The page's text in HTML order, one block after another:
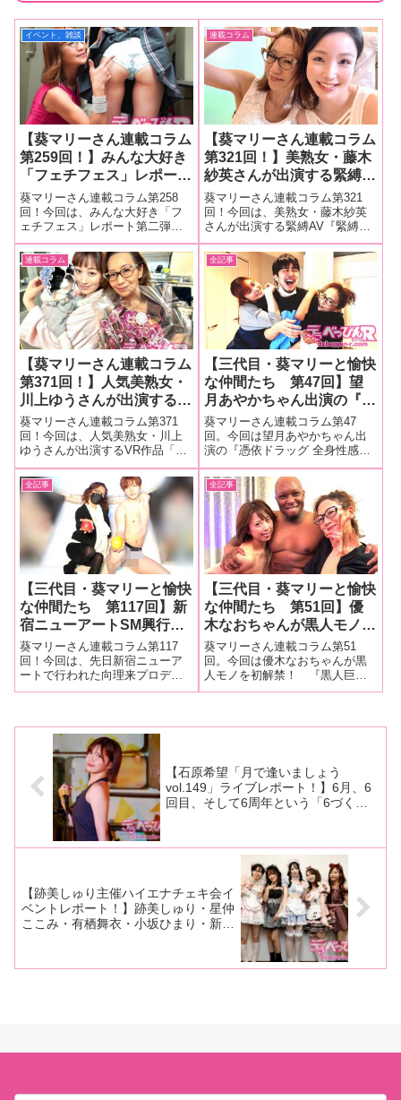
イベント、雑談
【葵マリーさん連載コラム
第259回！】みんな大好き
「フェチフェス」レポート
第二弾！今回はフェチフェ
スステージ！速攻で完売し
ちゃう尻系ステージの様子
をお伝えします！
葵マリーさん連載コラム第258
回！今回は、みんな大好き「フ
ェチフェス」レポート第二弾！
今回はフェチフェスステージ！
速攻で完売しちゃう尻系ステー
ジの様子をお伝えします！■マリ
ーさんの今までの連載はこち
ら フェチフェス25今回はフェチ
フェスステ
連載コラム
【葵マリーさん連載コラム
第321回！】美熟女・藤木
紗英さんが出演する緊縛
AV『緊縛調教妻 老舗温泉
宿で繰り返される修行と称
した性行為。義父の容赦な
い縄調教の虜となった淫ら
な嫁 藤木紗英』の撮影現
場をレポート！
葵マリーさん連載コラム第321
回！今回は、美熟女・藤木紗英
さんが出演する緊縛AV『緊縛調
教妻 老舗温泉宿で繰り返される
修行と称した性行為。義父の容
赦ない縄調教の虜となった淫ら
な嫁 藤木紗英』の撮影現場をレ
ポート！■マリーさんの今までの
連載は
連載コラム
【葵マリーさん連載コラム
第371回！】人気美熟女・
川上ゆうさんが出演する
VR作品「VR 緊縛調教妻
川上ゆう」の撮影現場をレ
ポート！
葵マリーさん連載コラム第371
回！今回は、人気美熟女・川上
ゆうさんが出演するVR作品「VR
緊縛調教妻 川上ゆう」の撮影現
場をレポート！■マリーさんの今
までの連載はこちら 「VR 緊縛
調教妻 川上ゆう」の撮影現場を
レポート！最近、緊縛VR作
全記事
【三代目・葵マリーと愉快
な仲間たち 第47回】望
月あやかちゃん出演の『憑
依ドラッグ 全身性感帯女
に乗り移って、ハイパーエ
クスタシーガンギマリ女体
トリップ 』撮影現場を大
量画像でレポート！
葵マリーさん連載コラム第47
回。今回は望月あやかちゃん出
演の『憑依ドラッグ 全身性感帯
女に乗り移って、ハイパーエク
スタシーガンギマリ女体トリッ
プ 望月あやか』（ドグマ）撮影
現場を大量画像でレポート！■マ
リーさんの今までの連載はこち
ら望月あや
全記事
【三代目・葵マリーと愉快
な仲間たち 第117回】新
宿ニューアートSM興行・
向理来プロデュース「光学
的にすごい向理来のショー
vol.４『知の巨人』」を大
量画像でレポート！
葵マリーさん連載コラム第117
回！今回は、先日新宿ニューア
ートで行われた向理来プロデュ
ース「光学的にすごい向理来の
の今までの連載はこちら新宿ニ
ューアートSM興行・向理来プロ
全記事
【三代目・葵マリーと愉快
な仲間たち 第51回】優
木なおちゃんが黒人モノを
初解禁！ 『黒人巨大マラ
犯●れた日本人熟女 壊れて
いく夫婦関係…不況下で働
く人妻に襲いかかる 陵
場を大量画像でレポート！
葵マリーさん連載コラム第51
回。今回は優木なおちゃんが黒
人モノを初解禁！ 『黒人巨大
マラ 犯●れた日本人熟女 壊れて
【石原希望「月で逢いましょう
vol.149」ライブレポート！】6月、6
回目、そして6周年という「6づく
で魅了！
【跡美しゅり主催ハイエナチェキ会イ
ベントレポート！】跡美しゅり・星仲
ここみ・有栖舞衣・小坂ひまり・新田